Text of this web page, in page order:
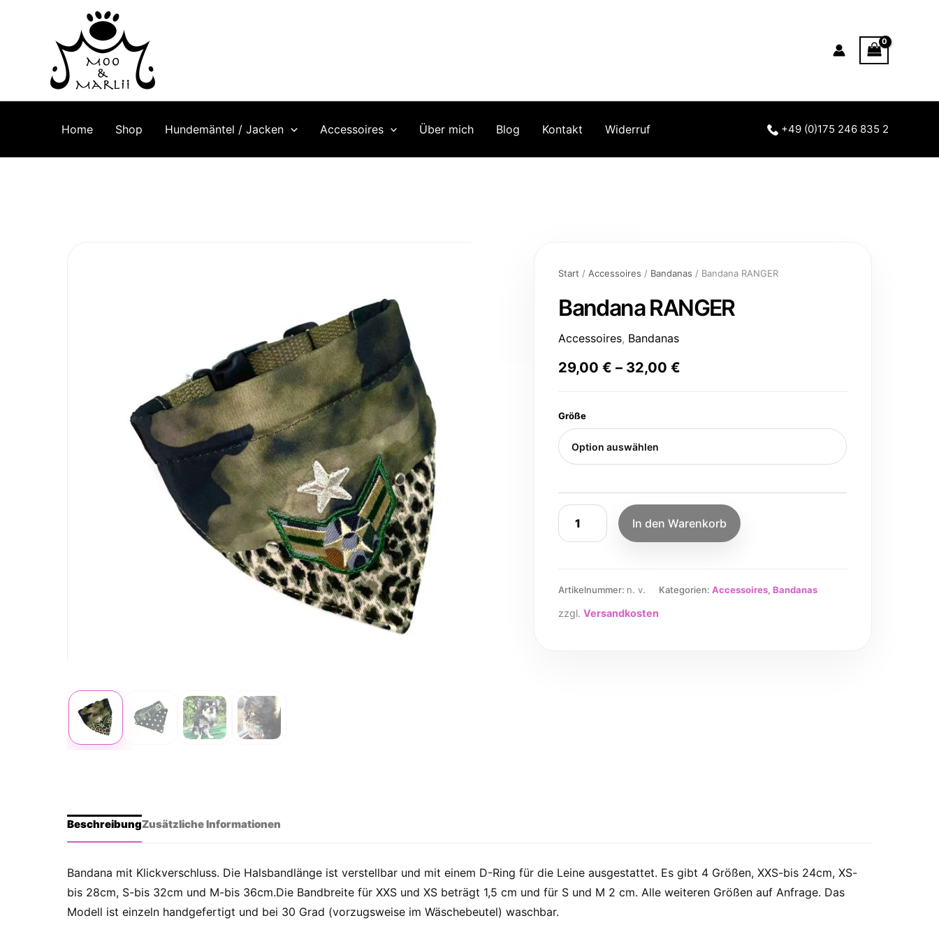
Home Shop Hundemäntel / Jacken Accessoires Über mich Blog Kontakt Widerruf +49 (0)175 246 835 2
Start / Accessoires / Bandanas / Bandana RANGER
Bandana RANGER
Accessoires, Bandanas
29,00€ – 32,00€
Größe
Menge
In den Warenkorb
Artikelnummer: n. v. Kategorien:Accessoires,Bandanas
zzgl.Versandkosten
BeschreibungZusätzliche Informationen
Bandana mit Klickverschluss. Die Halsbandlänge ist verstellbar und mit einem D-Ring für die Leine ausgestattet. Es gibt 4 Größen, XXS-bis 24cm, XS-
bis 28cm, S-bis 32cm und M-bis 36cm.Die Bandbreite für XXS und XS beträgt 1,5 cm und für S und M 2 cm. Alle weiteren Größen auf Anfrage. Das
Modell ist einzeln handgefertigt und bei 30 Grad (vorzugsweise im Wäschebeutel) waschbar.